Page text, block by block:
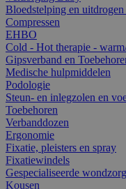
Bloedstelping en
Compressen
EHBO
Cold - Hot therapie -
Gipsverband en
Medische hulpmiddelen
Podologie
Steun- en inlegzolen en
Toebehoren
Verbanddozen
Ergonomie
Fixatie, pleisters en spray
Fixatiewindels
Gespecialiseerde wondzorg
Kousen